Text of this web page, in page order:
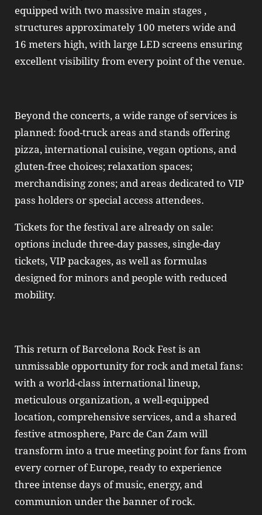
equipped with two massive main stages ,
structures approximately 100 meters wide and
16 meters high, with large LED screens ensuring
excellent visibility from every point of the venue.
Beyond the concerts, a wide range of services is
planned: food-truck areas and stands offering
pizza, international cuisine, vegan options, and
gluten-free choices; relaxation spaces;
merchandising zones; and areas dedicated to VIP
pass holders or special access attendees.
Tickets for the festival are already on sale:
options include three-day passes, single-day
tickets, VIP packages, as well as formulas
designed for minors and people with reduced
mobility.
This return of Barcelona Rock Fest is an
unmissable opportunity for rock and metal fans:
with a world-class international lineup,
meticulous organization, a well-equipped
location, comprehensive services, and a shared
festive atmosphere, Parc de Can Zam will
transform into a true meeting point for fans from
every corner of Europe, ready to experience
three intense days of music, energy, and
communion under the banner of rock.